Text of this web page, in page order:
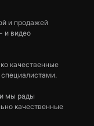
и продажей
и видео
качественные
и мы рады
качественные